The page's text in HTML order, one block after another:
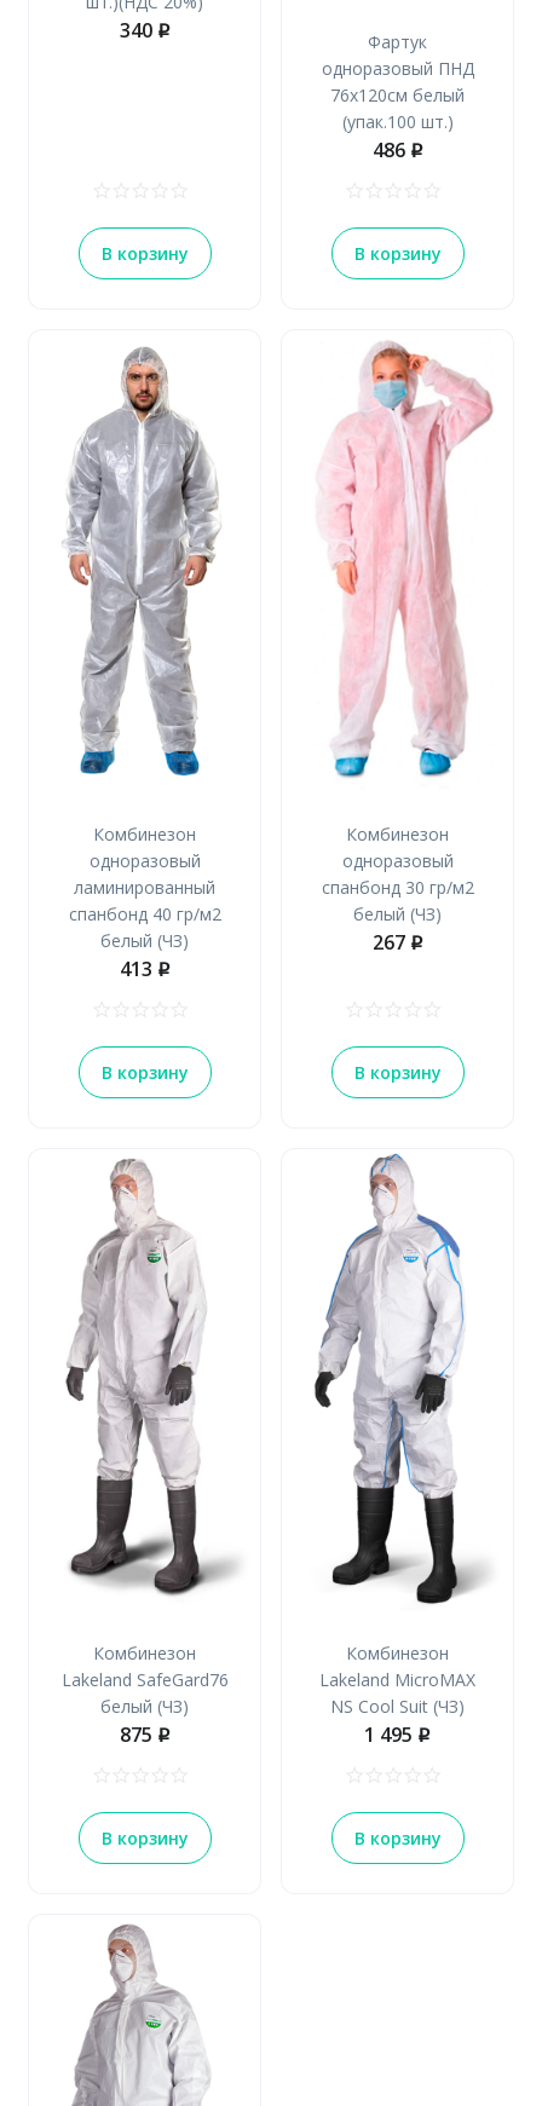
340 p
В корзину
Фартук
одноразовый ПНД
76х120см белый
(упак.100 шт.)
486 p
В корзину
Комбинезон
одноразовый
ламинированный
спанбонд 40 гр/м2
белый (ЧЗ)
413 p
В корзину
Комбинезон
одноразовый
спанбонд 30 гр/м2
белый (ЧЗ)
267 p
В корзину
Комбинезон
Lakeland SafeGard76
белый (ЧЗ)
875 p
В корзину
Комбинезон
Lakeland MicroMAX
NS Cool Suit (ЧЗ)
1 495 p
В корзину